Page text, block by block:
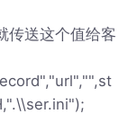
传送这个值给客